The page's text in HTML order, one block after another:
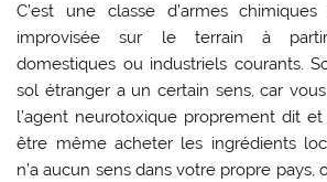
C’est une classe d’armes
improvisée sur le terrain à
domestiques ou industriels courants.
sol étranger a un certain sens, car
l’agent neurotoxique proprement dit
être même acheter les ingrédients
n’a aucun sens dans votre propre pays,